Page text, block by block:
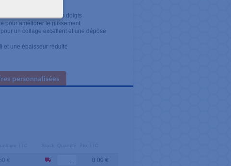
en nickel-titane à trois doigts
pour améliorer le glissement
un collage excellent et une dépose
et une épaisseur réduite
personnalisées
€ 0.00 €